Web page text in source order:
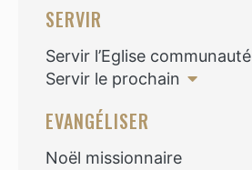
SERVIR
Servir l’Eglise communauté
Servir le prochain
EVANGÉLISER
Noël missionnaire